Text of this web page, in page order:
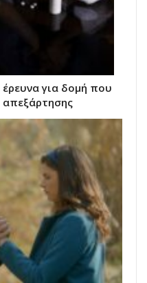
έρευνα για δομή που
απεξάρτησης